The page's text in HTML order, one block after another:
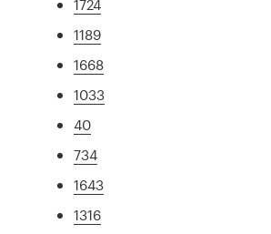
1724
1189
1668
1033
40
734
1643
1316